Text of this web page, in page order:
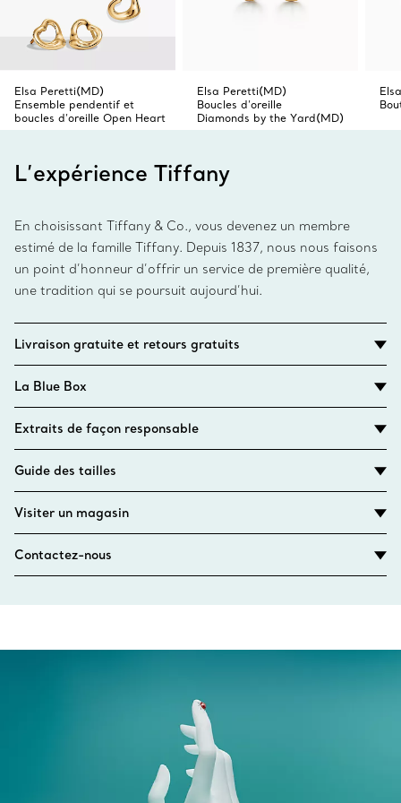
Elsa Peretti(MD)
Ensemble pendentif et
boucles d’oreille Open‎ Heart
Elsa Peretti(MD)
Boucles d’oreille
Diamonds by the Yard(MD)
L’expérience Tiffany
En choisissant Tiffany & Co., vous devenez un membre
estimé de la famille Tiffany. Depuis 1837, nous nous faisons
un point d’honneur d’offrir un service de première qualité,
une tradition qui se poursuit aujourd’hui.
Livraison gratuite et retours gratuits
La Blue Box
Extraits de façon responsable
Guide des tailles
Visiter un magasin
Contactez-nous